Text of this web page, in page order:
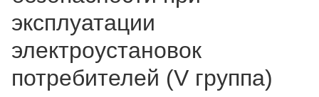
эксплуатации
электроустановок
потребителей (V группа)